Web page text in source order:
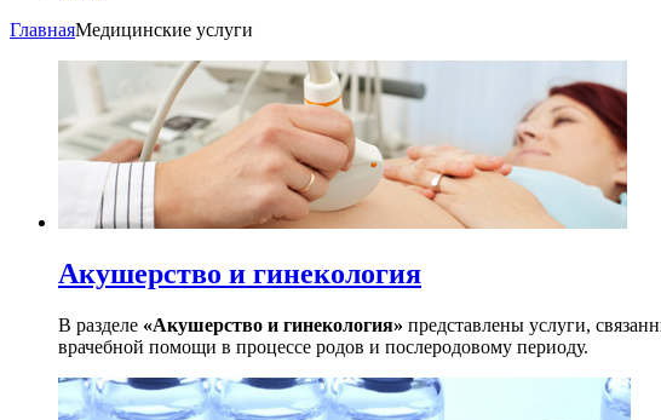
ГлавнаяМедицинские услуги
Акушерство и гинекология
В разделе «Акушерство и гинекология» представлены услуги,
врачебной помощи в процессе родов и послеродовому периоду.